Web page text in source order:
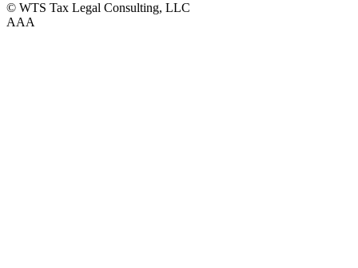
© WTS Tax Legal Consulting, LLC
AAA